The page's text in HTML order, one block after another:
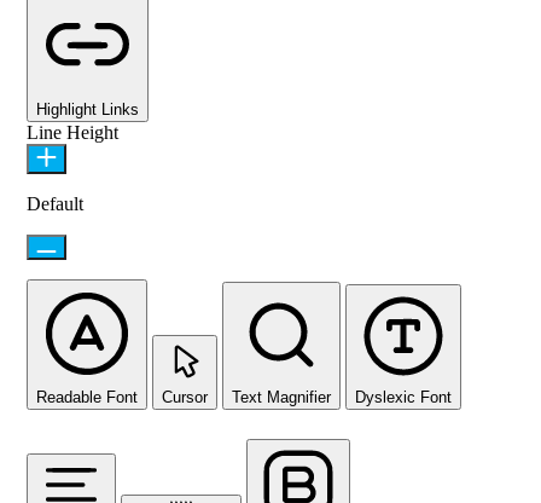
Highlight Links
Line Height
Default
Readable Font Cursor Text Magnifier Dyslexic Font